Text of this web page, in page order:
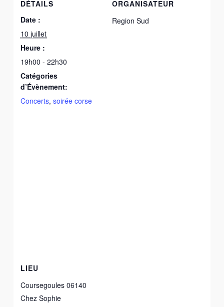
DÉTAILS
Date :
10 juillet
Heure :
19h00 - 22h30
Catégories
d’Évènement:
Concerts,soirée corse
ORGANISATEUR
Region Sud
LIEU
Coursegoules 06140
Chez Sophie